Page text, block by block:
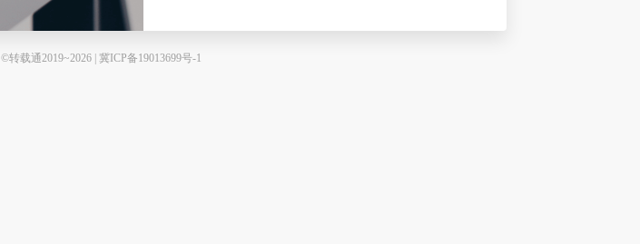
©转载通2019~2026 | 冀ICP备19013699号-1